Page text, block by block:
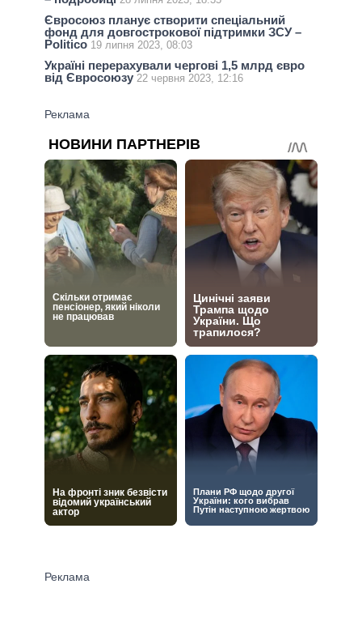
Євросоюз планує створити спеціальний
фонд для довгострокової підтримки ЗСУ –
Politico 19 липня 2023, 08:03
Україні перерахували чергові 1,5 млрд євро
від Євросоюзу 22 червня 2023, 12:16